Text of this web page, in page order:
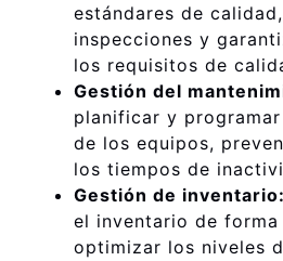
estándares de
inspecciones y
los requisitos de
Gestión del
planificar y
de los equipos,
los tiempos de
Gestión de inventario:
el inventario de
optimizar los niveles